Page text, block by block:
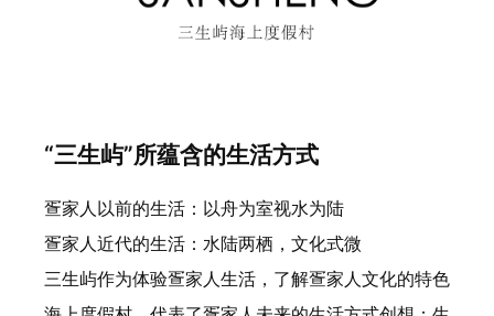
“三生屿”所蕴含的生活方式
疍家人以前的生活：以舟为室视水为陆
疍家人近代的生活：水陆两栖，文化式微
三生屿作为体验疍家人生活，了解疍家人文化的特色